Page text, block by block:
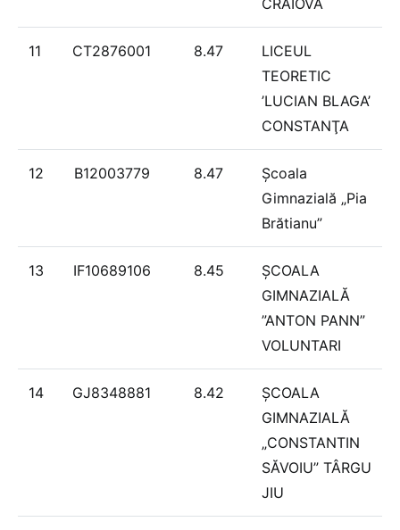
11 CT2876001 8.47
LICEUL
TEORETIC
’LUCIAN BLAGA’
CONSTANŢA
12 B12003779 8.47
Şcoala
Gimnazială „Pia
Brătianu”
13 IF10689106 8.45
ȘCOALA
GIMNAZIALĂ
”ANTON PANN”
VOLUNTARI
14 GJ8348881 8.42
ȘCOALA
GIMNAZIALĂ
„CONSTANTIN
SĂVOIU” TÂRGU
JIU